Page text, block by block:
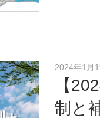
2024年1月
【
制と